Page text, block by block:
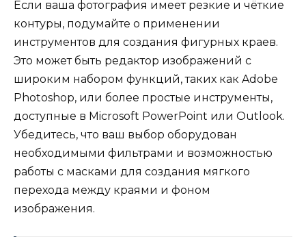
Если ваша фотография имеет резкие и чёткие
контуры, подумайте о применении
инструментов для создания фигурных краев.
Это может быть редактор изображений с
широким набором функций, таких как Adobe
Photoshop, или более простые инструменты,
доступные в Microsoft PowerPoint или Outlook.
Убедитесь, что ваш выбор оборудован
необходимыми фильтрами и возможностью
работы с масками для создания мягкого
перехода между краями и фоном
изображения.